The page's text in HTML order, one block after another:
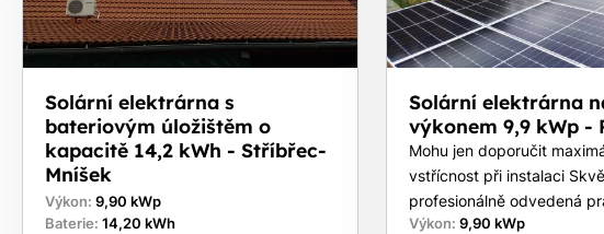
Solární elektrárna s
bateriovým úložištěm o
kapacitě 14,2 kWh - Stříbřec-
Mníšek
Výkon: 9,90 kWp
Baterie: 14,20 kWh
Solární elektrárna
výkonem 9,9 kWp -
Mohu jen doporučit
vstřícnost při instalaci
profesionálně odvedená
Výkon:9,90 kWp